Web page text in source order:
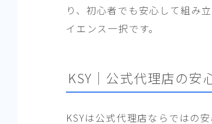
り、初心者でも安心して組み
イエンス一択です。
KSY｜公式代理店の安
KSYは公式代理店ならではの